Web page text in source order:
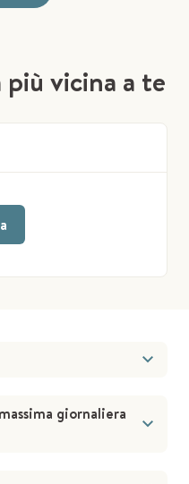
più vicina a te
giornaliera